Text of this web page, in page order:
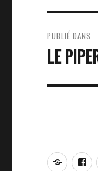
DE
PUBLIÉ DANS
LE
Notre